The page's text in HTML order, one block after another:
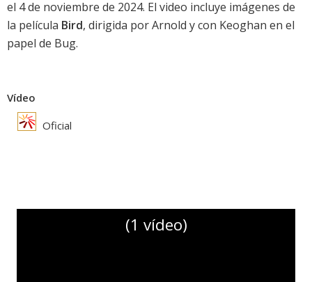
el 4 de noviembre de 2024. El video incluye imágenes de
la película Bird, dirigida por Arnold y con Keoghan en el
papel de Bug.
Vídeo
Oficial
(1 vídeo)